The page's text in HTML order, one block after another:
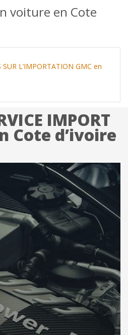
voiture en Cote
SUR L’IMPORTATION GMC en
IMPORT
Cote d’ivoire